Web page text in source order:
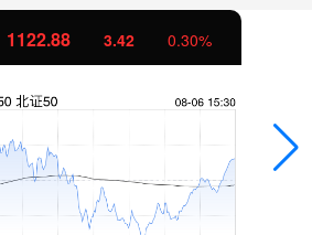
1122.88 3.42 0.30%